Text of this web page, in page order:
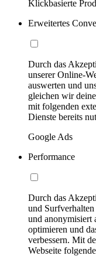
Klickbasierte
Erweitertes
Durch das
unserer Online-
auswerten und
gleichen wir
mit folgenden
Dienste bereits
Google Ads
Performance
Durch das
und
und anonymisiert
optimieren und
verbessern. Mit
Webseite